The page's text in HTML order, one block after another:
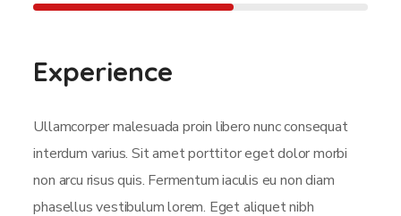
Experience
Ullamcorper malesuada proin libero nunc consequat
interdum varius. Sit amet porttitor eget dolor morbi
non arcu risus quis. Fermentum iaculis eu non diam
phasellus vestibulum lorem. Eget aliquet nibh